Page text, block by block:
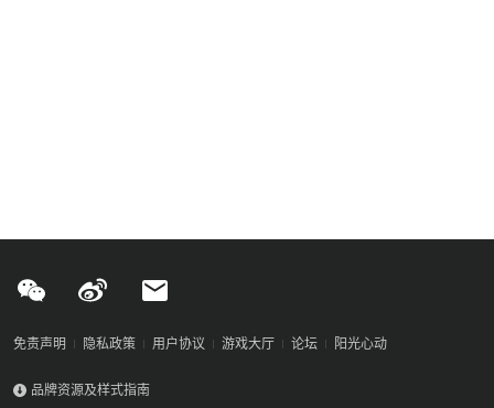
免责声明 隐私政策 用户协议 游戏大厅 论坛 阳光心动
品牌资源及样式指南